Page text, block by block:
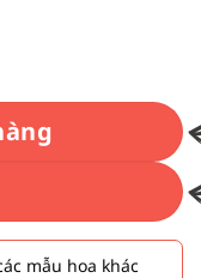
mẫu hoa khác